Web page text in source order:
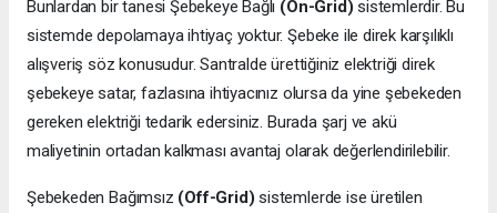
Bunlardan bir tanesi Şebekeye Bağlı (On-Grid) sistemlerdir. Bu
sistemde depolamaya ihtiyaç yoktur. Şebeke ile direk karşılıklı
alışveriş söz konusudur. Santralde ürettiğiniz elektriği direk
şebekeye satar, fazlasına ihtiyacınız olursa da yine şebekeden
gereken elektriği tedarik edersiniz. Burada şarj ve akü
maliyetinin ortadan kalkması avantaj olarak değerlendirilebilir.
Şebekeden Bağımsız (Off-Grid) sistemlerde ise üretilen